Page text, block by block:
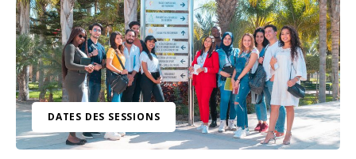
DATES DES SESSIONS